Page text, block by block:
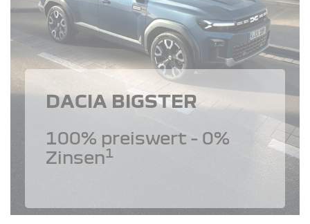
DACIA BIGSTER
100% preiswert - 0%
Zinsen1